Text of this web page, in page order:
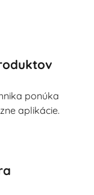
ponúka
aplikácie.